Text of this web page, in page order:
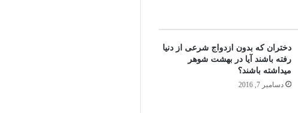
نماز وتر خود را ادا كنيم؟
دختران كه بدون ازدواج شرعی از دنیا
رفته باشند آيا در بهشت شوهر
ميداشته باشند؟
دسامبر 7, 2016